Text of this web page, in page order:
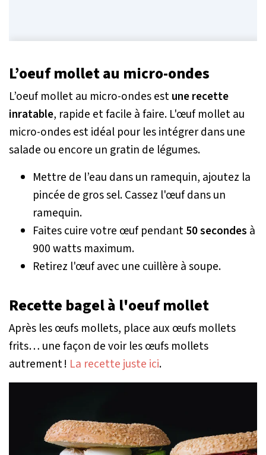
L’oeuf mollet au micro-ondes
L’oeuf mollet au micro-ondes estune recette
inratable, rapide et facile à faire. L'œuf mollet au
micro-ondes est idéal pour les intégrer dans une
salade ou encore un gratin de légumes.
Mettre de l’eau dans un ramequin, ajoutez la
pincée de gros sel. Cassez l'œuf dans un
ramequin.
Faites cuire votre œuf pendant50 secondes à
900 watts maximum.
Retirez l'œuf avec une cuillère à soupe.
Recette bagel à l'oeuf mollet
Après les œufs mollets, place aux œufs mollets
frits… une façon de voir les œufs mollets
autrement ! La recette juste ici.